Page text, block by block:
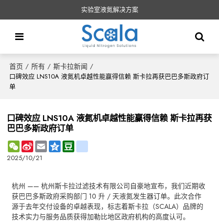
实验室液氮解决方案
首页 / 所有 / 斯卡拉新闻 /
口碑效应 LNS10A 液氮机卓越性能赢得信赖 斯卡拉再获巴巴多斯政府订
单
口碑效应 LNS10A 液氮机卓越性能赢得信赖 斯卡拉再获
巴巴多斯政府订单
WeChat
Sina
Weibo
Email Qzone
2025/10/21
杭州 —— 杭州斯卡拉过滤技术有限公司自豪地宣布，我们近期收
获巴巴多斯政府采购部门 10 升 / 天液氮发生器订单。此次合作
源于去年交付设备的卓越表现，标志着斯卡拉（SCALA）品牌的
技术实力与服务品质获得加勒比地区政府机构的高度认可。